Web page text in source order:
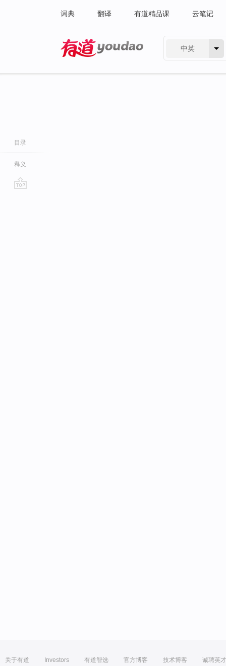
词典 翻译 有道精品课 云笔记
中英
目录
释义
关于有道 Investors 有道智选 官方博客 技术博客 诚聘英才